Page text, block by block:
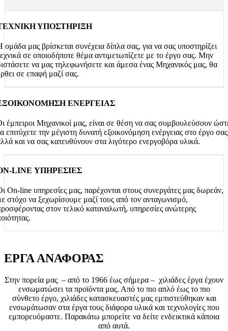
ΥΠΟΣΤΗΡΙΞΗ
ομάδα μας βρίσκεται συνέχεια δίπλα σας, για να σας υποστηρίξει
σε οποιοδήποτε θέμα αντιμετωπίζετε με το έργο σας. Μην
να μας τηλεφωνήσετε και άμεσα ένας Μηχανικός μας, θα
σε επαφή μαζί σας.
ΕΝΕΡΓΕΙΑΣ
έμπειροι Μηχανικοί μας, είναι σε θέση να σας συμβουλεύσουν
επιτύχετε την μέγιστη δυνατή εξοικονόμηση ενέργειας στο έργο
και να σας κατευθύνουν στα λιγότερο ενεργοβόρα υλικά.
LINE ΥΠΗΡΕΣΙΕΣ
On-line υπηρεσίες μας, παρέχονται στους συνεργάτες μας δωρεάν,
στόχο να ξεχωρίσουμε μαζί τους από τον ανταγωνισμό,
στον τελικό καταναλωτή, υπηρεσίες ανώτερης
ΕΡΓΑ ΑΝΑΦΟΡΑΣ
Στην πορεία μας – από το 1966 έως σήμερα – χιλιάδες έργα έχουν
ενσωματώσει τα προϊόντα μας. Από το πιο απλό έως το πιο
σύνθετο έργο, χιλιάδες κατασκευαστές μας εμπιστεύθηκαν και
ενσωμάτωσαν στα έργα τους διάφορα υλικά και τεχνολογίες που
εμπορευόμαστε. Παρακάτω μπορείτε να δείτε ενδεικτικά κάποια
από αυτά.